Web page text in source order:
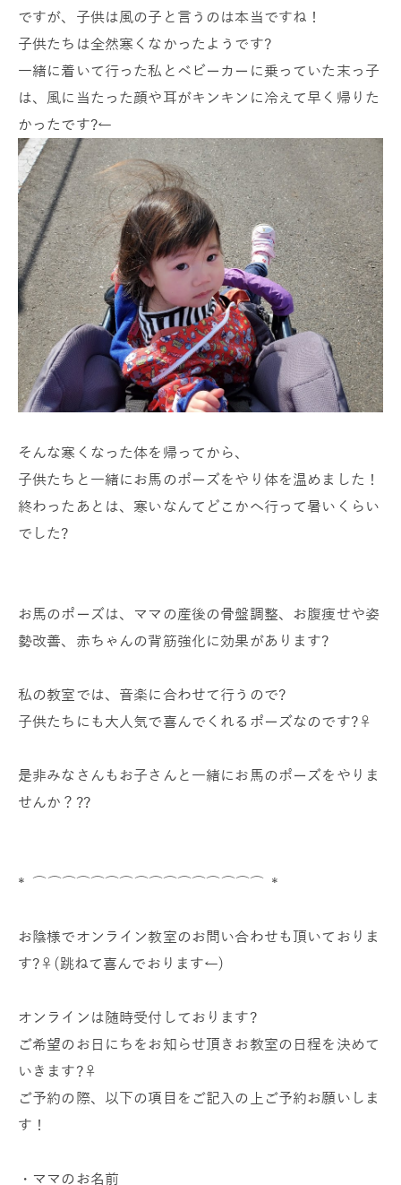
ですが、子供は風の子と言うのは本当ですね！
子供たちは全然寒くなかったようです?
一緒に着いて行った私とベビーカーに乗っていた末っ子
は、風に当たった顔や耳がキンキンに冷えて早く帰りた
かったです?←
そんな寒くなった体を帰ってから、
子供たちと一緒にお馬のポーズをやり体を温めました！
終わったあとは、寒いなんてどこかへ行って暑いくらい
でした?
お馬のポーズは、ママの産後の骨盤調整、お腹痩せや姿
勢改善、赤ちゃんの背筋強化に効果があります?
私の教室では、音楽に合わせて行うので?
子供たちにも大人気で喜んでくれるポーズなのです?‍♀️
是非みなさんもお子さんと一緒にお馬のポーズをやりま
せんか？??
* ⌒⌒⌒⌒⌒⌒⌒⌒⌒⌒⌒⌒⌒⌒⌒⌒ *
お陰様でオンライン教室のお問い合わせも頂いておりま
す?‍♀️(跳ねて喜んでおります←)
オンラインは随時受付しております?
ご希望のお日にちをお知らせ頂きお教室の日程を決めて
いきます?‍♀️
ご予約の際、以下の項目をご記入の上ご予約お願いしま
す！
・ママのお名前